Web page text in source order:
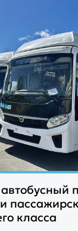
класса